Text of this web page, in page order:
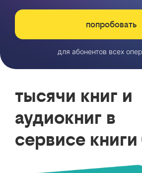
попробовать
для абонентов всех
тысячи книг и
аудиокниг в
сервисе